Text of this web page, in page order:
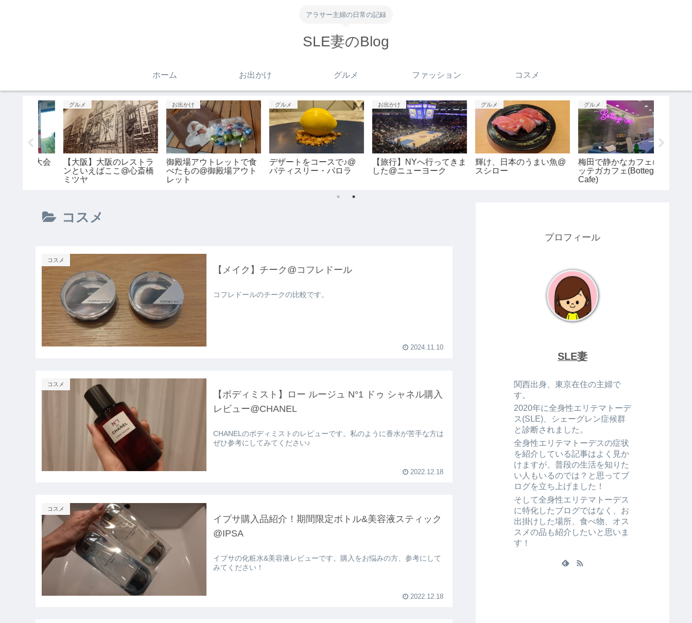
アラサー主婦の日常の記録
SLE妻のBlog
ホーム お出かけ グルメ ファッション コスメ
グルメ
【大阪】大阪のレストラ
ンといえばここ@心斎橋
ミツヤ
お出かけ
御殿場アウトレットで食
べたもの@御殿場アウト
レット
グルメ
デザートをコースで♪@
パティスリー・パロラ
お出かけ
【旅行】NYへ行ってきま
した@ニューヨーク
グルメ
輝け、日本のうまい魚@
スシロー
梅田で静かなカフェ@ボ
ッテガカフェ(Bottega
コスメ
コスメ
【メイク】チーク@コフレドール
コフレドールのチークの比較です。
2024.11.10
コスメ
【ボディミスト】ロー ルージュ N°1 ドゥ シャネル購入
レビュー@CHANEL
CHANELのボディミストのレビューです。私のように香水が苦手な方は
ぜひ参考にしてみてください♪
2022.12.18
コスメ
イプサ購入品紹介！期間限定ボトル&美容液スティック
@IPSA
イプサの化粧水&美容液レビューです。購入をお悩みの方、参考にして
みてください！
2022.12.18
プロフィール
SLE妻
関西出身、東京在住の主婦で
す。
2020年に全身性エリテマトーデ
ス(SLE)、シェーグレン症候群
と診断されました。
全身性エリテマトーデスの症状
を紹介している記事はよく見か
けますが、普段の生活を知りた
い人もいるのでは？と思ってブ
ログを立ち上げました！
そして全身性エリテマトーデス
に特化したブログではなく、お
出掛けした場所、食べ物、オス
スメの品も紹介したいと思いま
す！